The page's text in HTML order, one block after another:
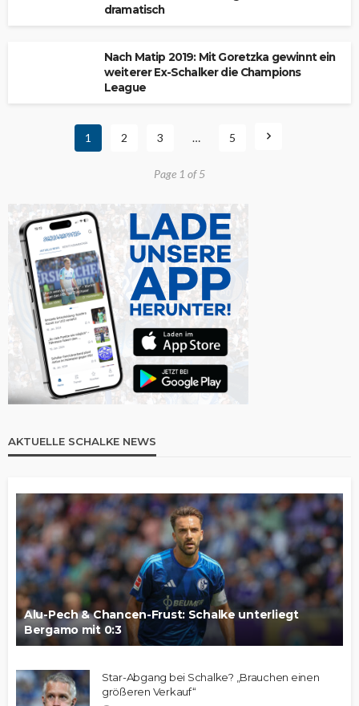
dramatisch
Nach Matip 2019: Mit Goretzka gewinnt ein
weiterer Ex-Schalker die Champions
League
1 2 3 … 5
Page 1 of 5
AKTUELLE SCHALKE NEWS
Alu-Pech & Chancen-Frust: Schalke unterliegt
Bergamo mit 0:3
Star-Abgang bei Schalke? „Brauchen einen
größeren Verkauf“